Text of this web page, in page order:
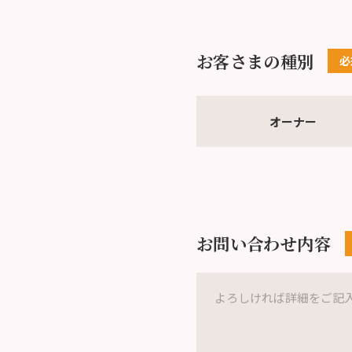
お客さまの種別
オーナー
お問い合わせ内容